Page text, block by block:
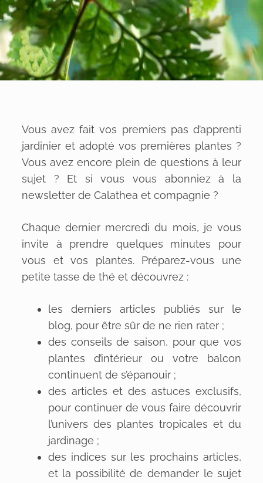
Vous avez fait vos premiers pas d’apprenti
jardinier et adopté vos premières plantes ?
Vous avez encore plein de questions à leur
sujet ? Et si vous vous abonniez à la
newsletter de Calathea et compagnie ?
Chaque dernier mercredi du mois, je vous
invite à prendre quelques minutes pour
vous et vos plantes. Préparez-vous une
petite tasse de thé et découvrez :
les derniers articles publiés sur le
blog, pour être sûr de ne rien rater ;
des conseils de saison, pour que vos
plantes d’intérieur ou votre balcon
continuent de s’épanouir ;
des articles et des astuces exclusifs,
pour continuer de vous faire découvrir
l’univers des plantes tropicales et du
jardinage ;
des indices sur les prochains articles,
et la possibilité de demander le sujet